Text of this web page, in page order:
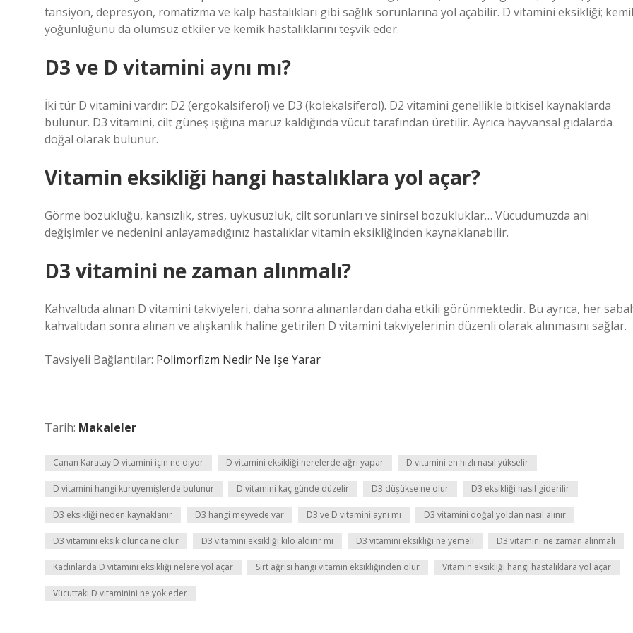
tansiyon, depresyon, romatizma ve kalp hastalıkları gibi sağlık sorunlarına yol açabilir. D vitamini eksikliği;
yoğunluğunu da olumsuz etkiler ve kemik hastalıklarını teşvik eder.
D3 ve D vitamini aynı mı?
İki tür D vitamini vardır: D2 (ergokalsiferol) ve D3 (kolekalsiferol). D2 vitamini genellikle bitkisel kaynaklarda
bulunur. D3 vitamini, cilt güneş ışığına maruz kaldığında vücut tarafından üretilir. Ayrıca hayvansal gıdalarda
doğal olarak bulunur.
Vitamin eksikliği hangi hastalıklara yol açar?
Görme bozukluğu, kansızlık, stres, uykusuzluk, cilt sorunları ve sinirsel bozukluklar… Vücudumuzda ani
değişimler ve nedenini anlayamadığınız hastalıklar vitamin eksikliğinden kaynaklanabilir.
D3 vitamini ne zaman alınmalı?
Kahvaltıda alınan D vitamini takviyeleri, daha sonra alınanlardan daha etkili görünmektedir. Bu ayrıca, her
kahvaltıdan sonra alınan ve alışkanlık haline getirilen D vitamini takviyelerinin düzenli olarak alınmasını sağlar.
Tavsiyeli Bağlantılar: Polimorfizm Nedir Ne Işe Yarar
Tarih: Makaleler
Canan Karatay D vitamini için ne diyor D vitamini eksikliği nerelerde ağrı yapar D vitamini en hızlı nasıl yükselir
D vitamini hangi kuruyemişlerde bulunur D vitamini kaç günde düzelir D3 düşükse ne olur D3 eksikliği nasıl giderilir
D3 eksikliği neden kaynaklanır D3 hangi meyvede var D3 ve D vitamini aynı mı D3 vitamini doğal yoldan nasıl alınır
D3 vitamini eksik olunca ne olur D3 vitamini eksikliği kilo aldırır mı D3 vitamini eksikliği ne yemeli D3 vitamini ne zaman alınmalı
Kadınlarda D vitamini eksikliği nelere yol açar Sırt ağrısı hangi vitamin eksikliğinden olur Vitamin eksikliği hangi hastalıklara yol açar
Vücuttaki D vitaminini ne yok eder